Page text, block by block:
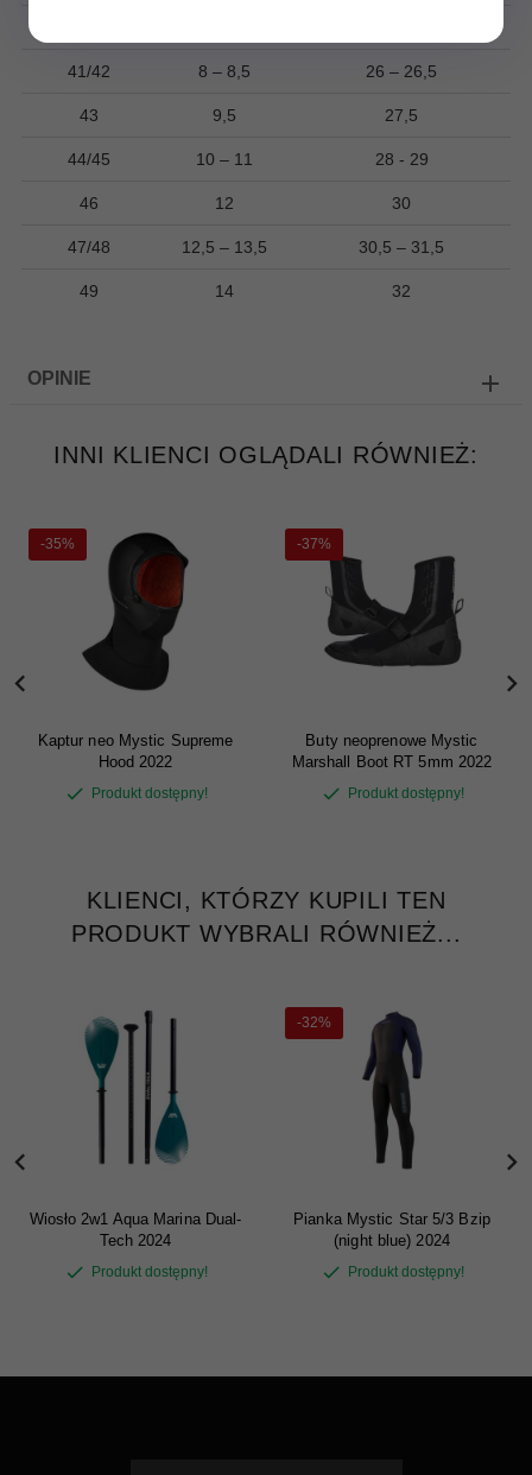
41/42 8 – 8,5 26 – 26,5
43 9,5 27,5
44/45 10 – 11 28 - 29
46 12 30
47/48 12,5 – 13,5 30,5 – 31,5
49 14 32
OPINIE
INNI KLIENCI OGLĄDALI RÓWNIEŻ:
-35%
Kaptur neo Mystic Supreme
Hood 2022
Produkt dostępny!
-37%
Buty neoprenowe Mystic
Marshall Boot RT 5mm 2022
Produkt dostępny!
KLIENCI, KTÓRZY KUPILI TEN
PRODUKT WYBRALI RÓWNIEŻ...
Wiosło 2w1 Aqua Marina Dual-
Tech 2024
Produkt dostępny!
-32%
Pianka Mystic Star 5/3 Bzip
(night blue) 2024
Produkt dostępny!